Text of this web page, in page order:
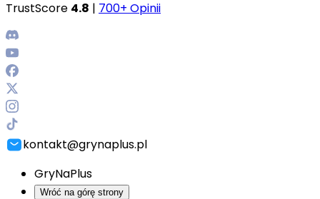
TrustScore 4.8 | 700+ Opinii
kontakt@grynaplus.pl
GryNaPlus
Wróć na górę strony